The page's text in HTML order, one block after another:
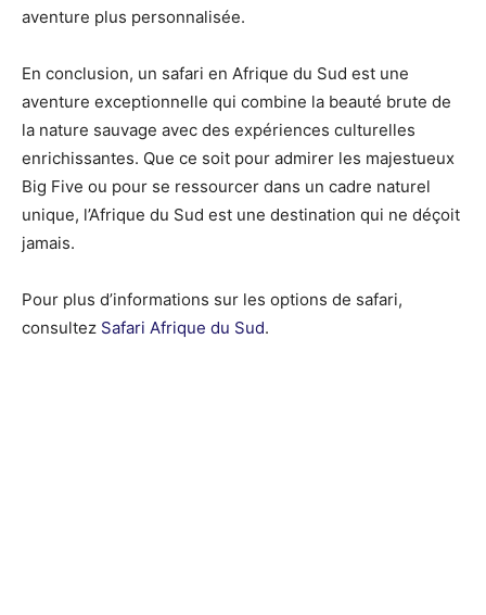
aventure plus personnalisée.
En conclusion, un safari en Afrique du Sud est une
aventure exceptionnelle qui combine la beauté brute de
la nature sauvage avec des expériences culturelles
enrichissantes. Que ce soit pour admirer les majestueux
Big Five ou pour se ressourcer dans un cadre naturel
unique, l’Afrique du Sud est une destination qui ne déçoit
jamais.
Pour plus d’informations sur les options de safari,
consultez Safari Afrique du Sud.